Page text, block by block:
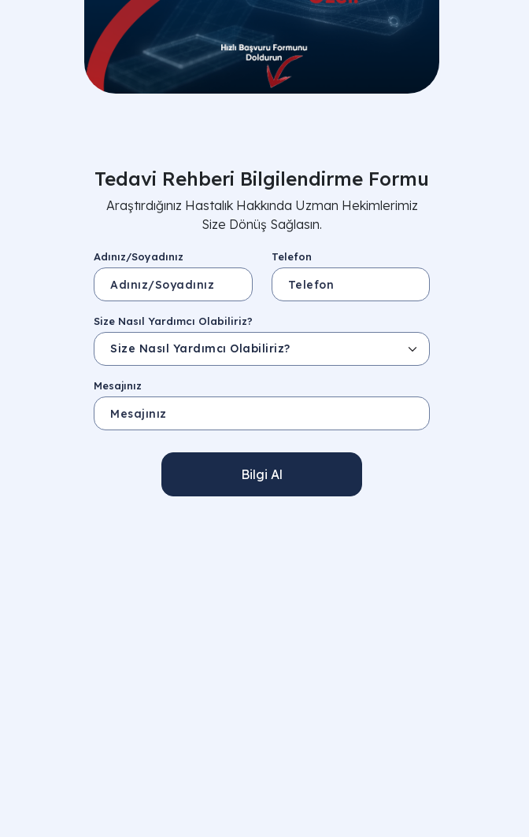
Tedavi Rehberi Bilgilendirme Formu
Araştırdığınız Hastalık Hakkında Uzman Hekimlerimiz
Size Dönüş Sağlasın.
Adınız/Soyadınız Telefon
Size Nasıl Yardımcı Olabiliriz?
Mesajınız
Bilgi Al